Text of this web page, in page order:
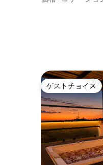
ゲストチョイス
ゲストチョイス